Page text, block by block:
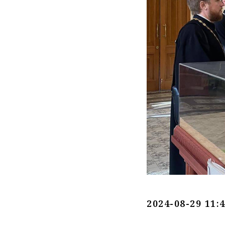
2024-08-29